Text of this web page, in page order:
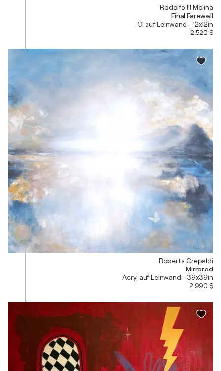
Rodolfo III Molina
Final Farewell
Öl auf Leinwand - 12x12in
2.520 $
Roberta Crepaldi
Mirrored
Acryl auf Leinwand - 39x39in
2.990 $